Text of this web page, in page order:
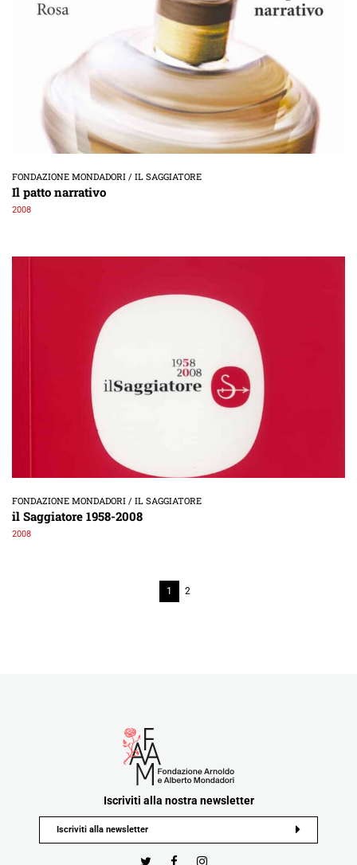
FONDAZIONE MONDADORI / IL SAGGIATORE
Il patto narrativo
2008
FONDAZIONE MONDADORI / IL SAGGIATORE
il Saggiatore 1958-2008
2008
1 2
Iscriviti alla nostra newsletter